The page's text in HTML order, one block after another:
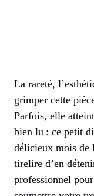
La rareté,
grimper cette
Parfois, elle
bien lu : ce petit
délicieux mois de
tirelire d’en
professionnel